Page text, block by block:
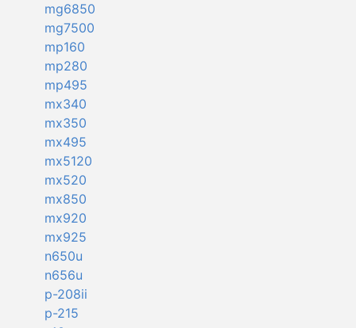
mg6850
mg7500
mp160
mp280
mp495
mx340
mx350
mx495
mx5120
mx520
mx850
mx920
mx925
n650u
n656u
p-208ii
p-215